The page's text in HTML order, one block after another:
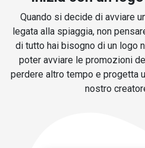
Quando si decide di avviare
legata alla spiaggia, non
di tutto hai bisogno di un logo
poter avviare le promozioni
perdere altro tempo e progetta
nostro